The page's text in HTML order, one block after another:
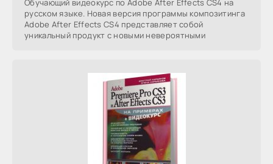
Обучающий видеокурс по Adobe After Effects CS4 на
русском языке. Новая версия программы композитинга
Adobe After Effects CS4 представляет собой
уникальный продукт с новыми невероятными